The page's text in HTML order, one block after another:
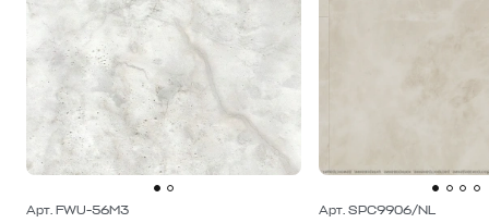
Арт. FWU-56M3 Арт. SPC9906/NL